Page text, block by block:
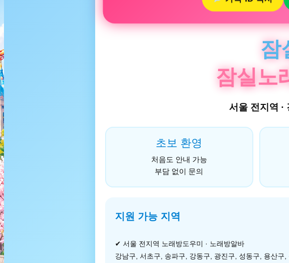
잠
잠실노
서울 전지역 ·
초보 환영
처음도 안내 가능
부담 없이 문의
지원 가능 지역
✔ 서울 전지역 노래방도우미 · 노래방알바
강남구, 서초구, 송파구, 강동구, 광진구, 성동구, 용산